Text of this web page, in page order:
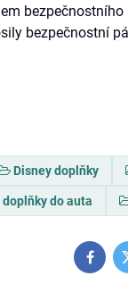
bezpečnostní
Disney doplňky
doplňky do auta